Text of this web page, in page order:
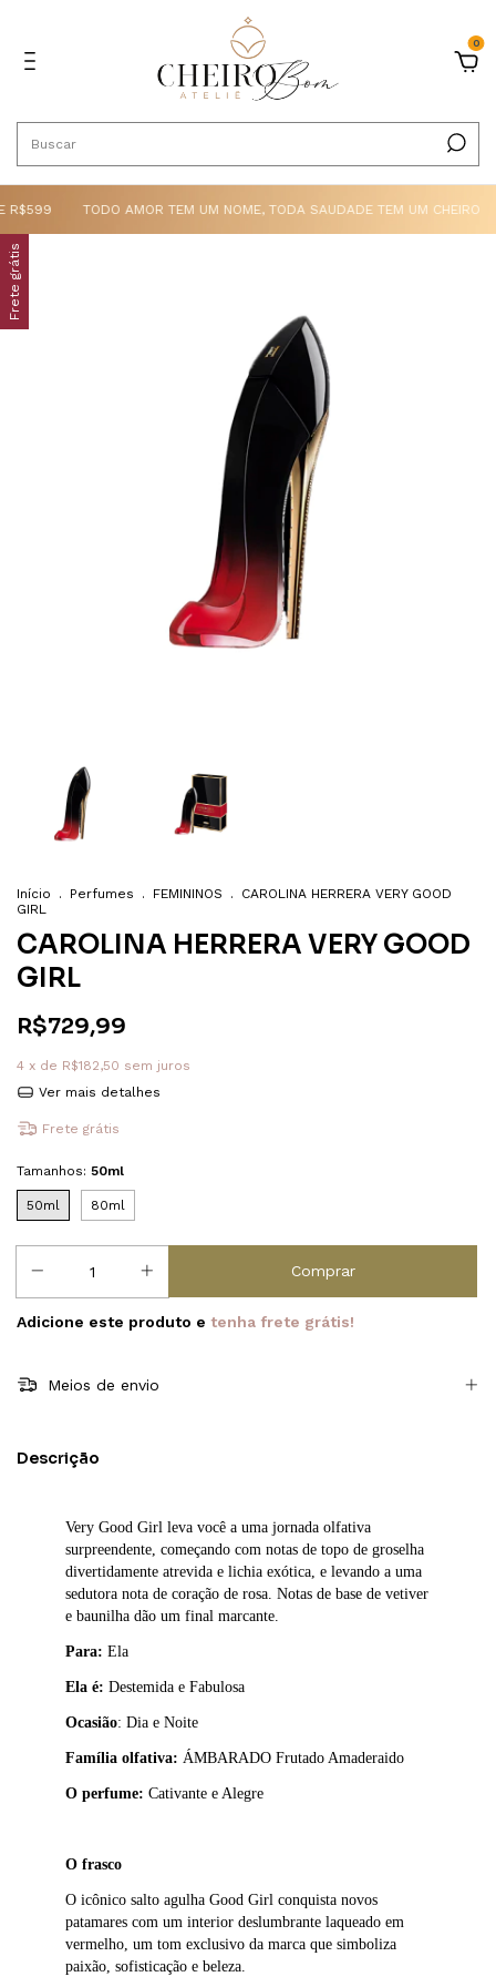
0
TODO AMOR TEM UM NOME, TODA SAUDADE TEM UM CHEIRO
Frete grátis
Início . Perfumes . FEMININOS .
CAROLINA HERRERA VERY GOOD
GIRL
CAROLINA HERRERA VERY GOOD
GIRL
R$729,99
4 x de R$182,50 sem juros
Ver mais detalhes
Frete grátis
Tamanhos: 50ml
50ml 80ml
Adicione este produto e tenha frete grátis!
Meios de envio
Descrição
Very Good Girl leva você a uma jornada olfativa
surpreendente, começando com notas de topo de groselha
divertidamente atrevida e lichia exótica, e levando a uma
sedutora nota de coração de rosa. Notas de base de vetiver
e baunilha dão um final marcante.
Para: Ela
Ela é: Destemida e Fabulosa
Ocasião: Dia e Noite
Família olfativa: ÁMBARADO Frutado Amaderaido
O perfume: Cativante e Alegre
O frasco
O icônico salto agulha Good Girl conquista novos
patamares com um interior deslumbrante laqueado em
vermelho, um tom exclusivo da marca que simboliza
paixão, sofisticação e beleza.